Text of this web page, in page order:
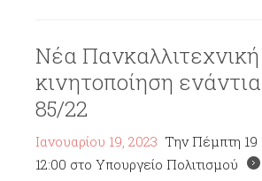
Νέα Πανκαλλιτεχνική
κινητοποίηση
85/22
Ιανουαρίου 19, 2023 Την Πέμπτη 19
12:00 στο Υπουργείο Πολιτισμού